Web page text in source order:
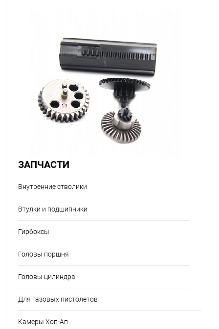
ЗАПЧАСТИ
Внутренние стволики
Втулки и подшипники
Гирбоксы
Головы поршня
Головы цилиндра
Для газовых пистолетов
Камеры Хоп-Ап